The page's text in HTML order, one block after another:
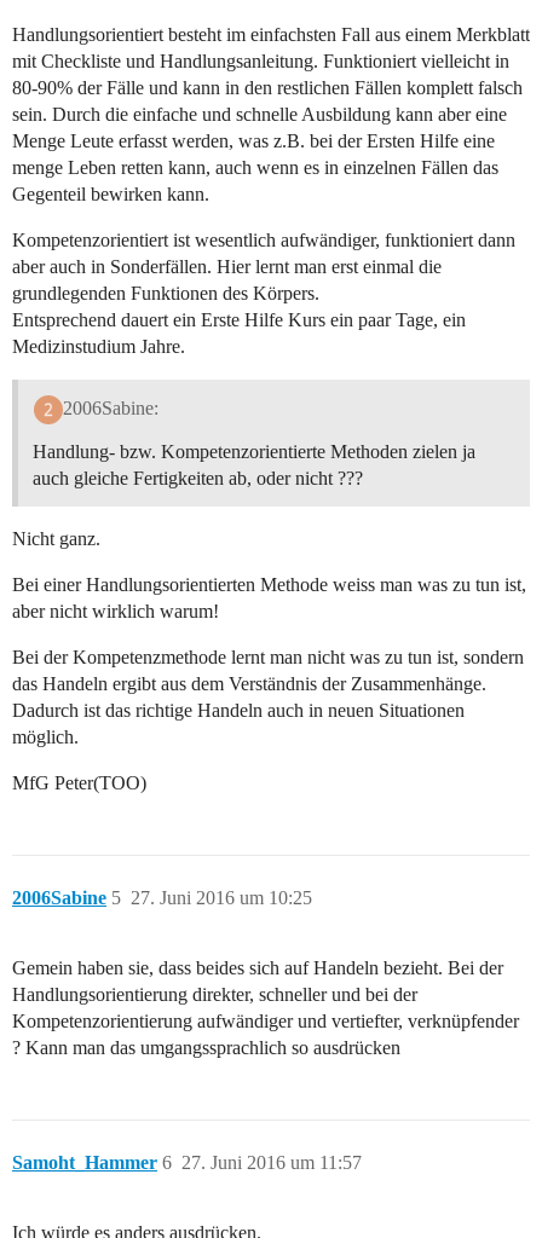
Handlungsorientiert besteht im einfachsten Fall aus einem Merkblatt
mit Checkliste und Handlungsanleitung. Funktioniert vielleicht in
80-90% der Fälle und kann in den restlichen Fällen komplett falsch
sein. Durch die einfache und schnelle Ausbildung kann aber eine
Menge Leute erfasst werden, was z.B. bei der Ersten Hilfe eine
menge Leben retten kann, auch wenn es in einzelnen Fällen das
Gegenteil bewirken kann.
Kompetenzorientiert ist wesentlich aufwändiger, funktioniert dann
aber auch in Sonderfällen. Hier lernt man erst einmal die
grundlegenden Funktionen des Körpers.
Entsprechend dauert ein Erste Hilfe Kurs ein paar Tage, ein
Medizinstudium Jahre.
2006Sabine:
Handlung- bzw. Kompetenzorientierte Methoden zielen ja
auch gleiche Fertigkeiten ab, oder nicht ???
Nicht ganz.
Bei einer Handlungsorientierten Methode weiss man was zu tun ist,
aber nicht wirklich warum!
Bei der Kompetenzmethode lernt man nicht was zu tun ist, sondern
das Handeln ergibt aus dem Verständnis der Zusammenhänge.
Dadurch ist das richtige Handeln auch in neuen Situationen
möglich.
MfG Peter(TOO)
2006Sabine 27. Juni 2016 um 10:25
5
Gemein haben sie, dass beides sich auf Handeln bezieht. Bei der
Handlungsorientierung direkter, schneller und bei der
Kompetenzorientierung aufwändiger und vertiefter, verknüpfender
? Kann man das umgangssprachlich so ausdrücken
Samoht_Hammer 27. Juni 2016 um 11:57
6
Ich würde es anders ausdrücken.